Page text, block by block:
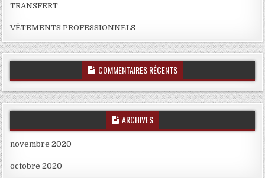
TRANSFERT
VÊTEMENTS PROFESSIONNELS
COMMENTAIRES RÉCENTS
ARCHIVES
novembre 2020
octobre 2020